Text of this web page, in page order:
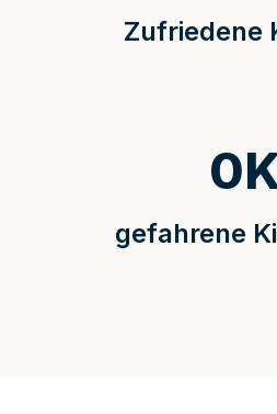
Zufriedene
gefahrene
0